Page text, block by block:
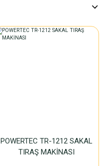
POWERTEC TR-1212 SAKAL
TIRAŞ MAKİNASI